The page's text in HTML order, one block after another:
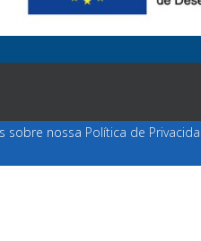
sobre nossa Política de